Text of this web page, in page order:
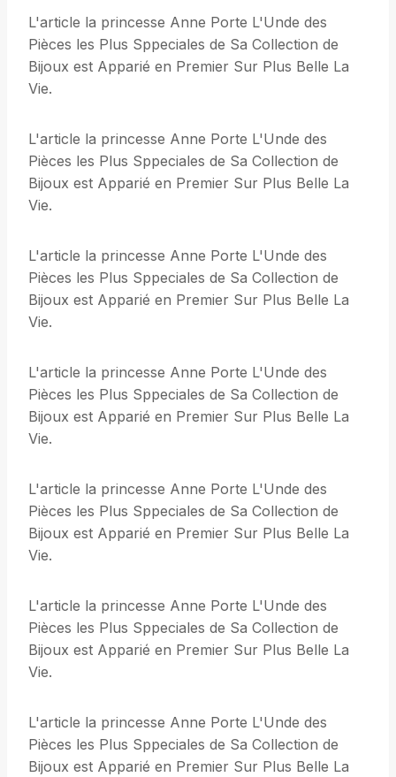
L'article la princesse Anne Porte L'Unde des
Pièces les Plus Sppeciales de Sa Collection de
Bijoux est Apparié en Premier Sur Plus Belle La
Vie.
L'article la princesse Anne Porte L'Unde des
Pièces les Plus Sppeciales de Sa Collection de
Bijoux est Apparié en Premier Sur Plus Belle La
Vie.
L'article la princesse Anne Porte L'Unde des
Pièces les Plus Sppeciales de Sa Collection de
Bijoux est Apparié en Premier Sur Plus Belle La
Vie.
L'article la princesse Anne Porte L'Unde des
Pièces les Plus Sppeciales de Sa Collection de
Bijoux est Apparié en Premier Sur Plus Belle La
Vie.
L'article la princesse Anne Porte L'Unde des
Pièces les Plus Sppeciales de Sa Collection de
Bijoux est Apparié en Premier Sur Plus Belle La
Vie.
L'article la princesse Anne Porte L'Unde des
Pièces les Plus Sppeciales de Sa Collection de
Bijoux est Apparié en Premier Sur Plus Belle La
Vie.
L'article la princesse Anne Porte L'Unde des
Pièces les Plus Sppeciales de Sa Collection de
Bijoux est Apparié en Premier Sur Plus Belle La